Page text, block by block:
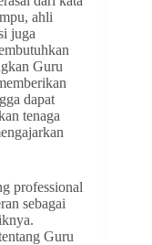
ahli
juga
Guru
dapat
tenaga
professional
sebagai
Guru